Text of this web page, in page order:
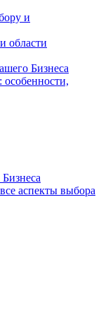
и
области
Бизнеса
аспекты выбора